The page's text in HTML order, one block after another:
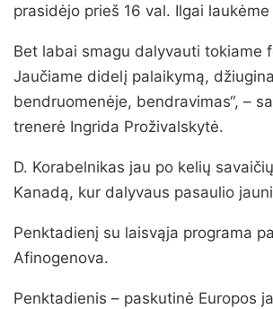
prasidėjo prieš 16 val. Ilgai
Bet labai smagu dalyvauti tokiame
Jaučiame didelį palaikymą,
bendruomenėje, bendravimas“, –
trenerė Ingrida Proživalskytė.
D. Korabelnikas jau po kelių
Kanadą, kur dalyvaus pasaulio
Penktadienį su laisvąja programa
Afinogenova.
Penktadienis – paskutinė Europos